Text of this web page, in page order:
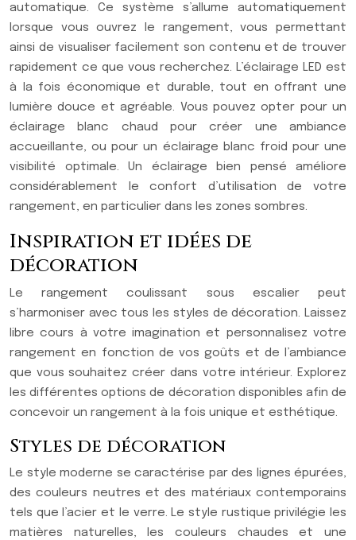
automatique. Ce système s’allume automatiquement
lorsque vous ouvrez le rangement, vous permettant
ainsi de visualiser facilement son contenu et de trouver
rapidement ce que vous recherchez. L’éclairage LED est
à la fois économique et durable, tout en offrant une
lumière douce et agréable. Vous pouvez opter pour un
éclairage blanc chaud pour créer une ambiance
accueillante, ou pour un éclairage blanc froid pour une
visibilité optimale. Un éclairage bien pensé améliore
considérablement le confort d’utilisation de votre
rangement, en particulier dans les zones sombres.
Inspiration et idées de
décoration
Le rangement coulissant sous escalier peut
s’harmoniser avec tous les styles de décoration. Laissez
libre cours à votre imagination et personnalisez votre
rangement en fonction de vos goûts et de l’ambiance
que vous souhaitez créer dans votre intérieur. Explorez
les différentes options de décoration disponibles afin de
concevoir un rangement à la fois unique et esthétique.
Styles de décoration
Le style moderne se caractérise par des lignes épurées,
des couleurs neutres et des matériaux contemporains
tels que l’acier et le verre. Le style rustique privilégie les
matières naturelles, les couleurs chaudes et une